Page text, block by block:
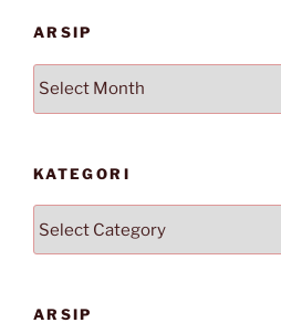
ARSIP
Arsip
KATEGORI
ARSIP